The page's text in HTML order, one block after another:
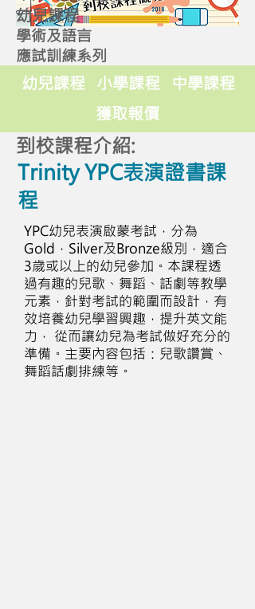
幼兒課程
學術及語言
應試訓練系列
幼兒課程 小學課程
中學課程
獲取報價
到校課程介紹:
Trinity YPC表演證書課
程
YPC幼兒表演啟蒙考試，分為
Gold，Silver及Bronze級別，適合
3歲或以上的幼兒參加。本課程透
過有趣的兒歌、舞蹈、話劇等教學
元素，針對考試的範圍而設計，有
效培養幼兒學習興趣，提升英文能
力， 從而讓幼兒為考試做好充分的
準備。主要內容包括：兒歌讚賞、
舞蹈話劇排練等。